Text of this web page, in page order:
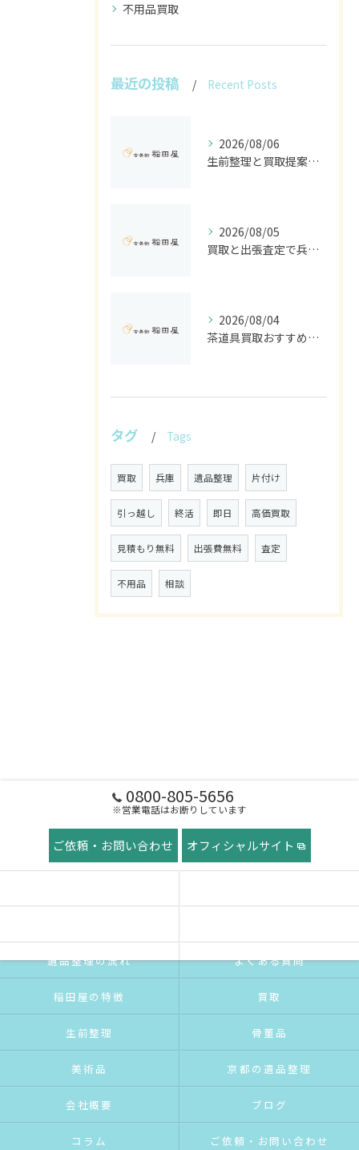
不用品買取
最近の投稿 Recent Posts
2026/08/06
生前整理と買取提案を兵庫県加古川市でスムーズに進めるコツと古美術稲田屋の活用法
2026/08/05
買取と出張査定で兵庫県明石市の不用品を賢く処分する安心の無料サポート完全ガイド
2026/08/04
茶道具買取おすすめで兵庫県加西市の相場や古美術稲田屋に高く売る方法を解説
タグ Tags
買取 兵庫 遺品整理 片付け
引っ越し 終活 即日 高価買取
見積もり無料 出張費無料 査定
不用品 相談
0800-805-5656
※営業電話はお断りしています
ご依頼・お問い合わせ オフィシャルサイト
遺品整理の流れ よくある質問
稲田屋の特徴 買取
生前整理 骨董品
美術品 京都の遺品整理
会社概要 ブログ
コラム ご依頼・お問い合わせ